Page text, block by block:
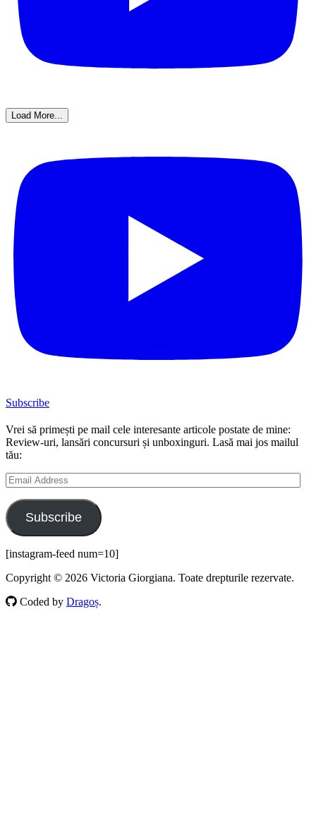
Load More...
Subscribe
Vrei să primești pe mail cele interesante articole postate de mine:
Review-uri, lansări concursuri și unboxinguri. Lasă mai jos mailul
tău:
Email
Address
Subscribe
[instagram-feed num=10]
Copyright © 2026 Victoria Giorgiana. Toate drepturile rezervate.
Coded by Dragoș.